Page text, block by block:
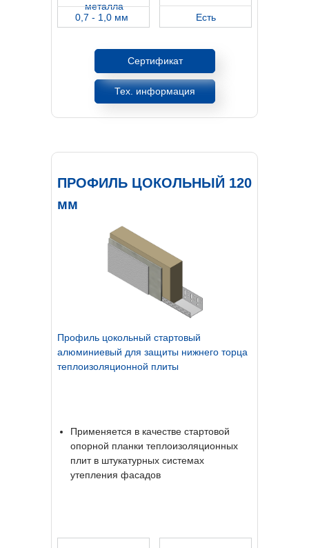
Тех. информация
Сертификат
металла
0,7 - 1,0 мм
Есть
ПРОФИЛЬ ЦОКОЛЬНЫЙ 120
мм
Профиль цокольный стартовый
алюминиевый для защиты нижнего торца
теплоизоляционной плиты
Применяется в качестве стартовой
опорной планки теплоизоляционных
плит в штукатурных системах
утепления фасадов